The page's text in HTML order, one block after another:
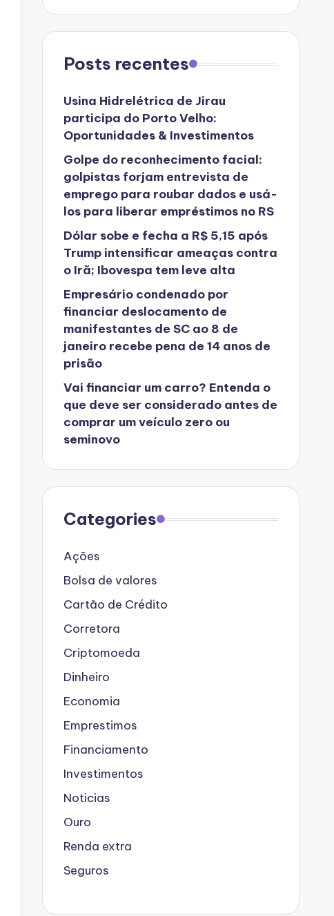
Posts recentes
Usina Hidrelétrica de Jirau
participa do Porto Velho:
Oportunidades & Investimentos
Golpe do reconhecimento facial:
golpistas forjam entrevista de
emprego para roubar dados e usá-
los para liberar empréstimos no RS
Dólar sobe e fecha a R$ 5,15 após
Trump intensificar ameaças contra
o Irã; Ibovespa tem leve alta
Empresário condenado por
financiar deslocamento de
manifestantes de SC ao 8 de
janeiro recebe pena de 14 anos de
prisão
Vai financiar um carro? Entenda o
que deve ser considerado antes de
comprar um veículo zero ou
seminovo
Categories
Ações
Bolsa de valores
Cartão de Crédito
Corretora
Criptomoeda
Dinheiro
Economia
Emprestimos
Financiamento
Investimentos
Noticias
Ouro
Renda extra
Seguros